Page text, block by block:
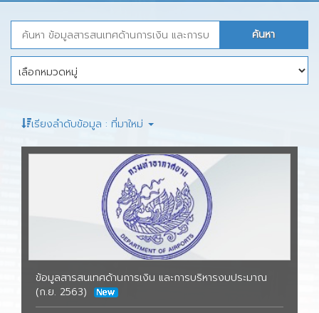
เรียงลำดับข้อมูล : ที่มาใหม่
ข้อมูลสารสนเทศด้านการเงิน และการบริหารงบประมาณ
(ก.ย. 2563)